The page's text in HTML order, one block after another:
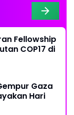
Fellowship
COP17 di
Gaza
Hari